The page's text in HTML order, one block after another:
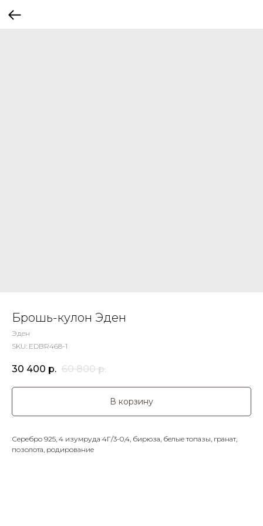
Брошь-кулон Эден
Эден
SKU: EDBR468-1
30 400 р. 60 800 р.
В корзину
Серебро 925, 4 изумруда 4Г/3-0,4, бирюза, белые топазы, гранат,
позолота, родирование